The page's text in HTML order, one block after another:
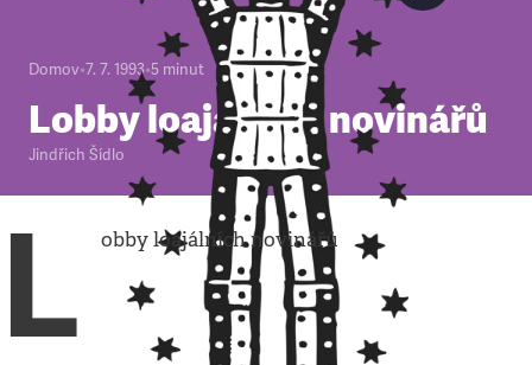
Domov•7. 7. 1993•5 minut
Lobby loajálních novinářů
Jindřich Šídlo
L obby loajálních novinářů